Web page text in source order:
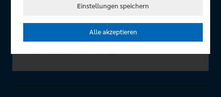
In Zusammenarbeit mit
Einstellungen speichern
Alle akzeptieren